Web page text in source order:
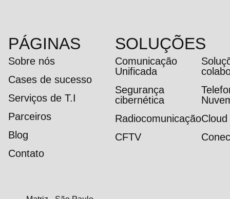
PÁGINAS
Sobre nós
Cases de sucesso
Serviços de T.I
Parceiros
Blog
Contato
SOLUÇÕES
Comunicação
Unificada
Segurança
cibernética
RadiocomunicaçãoCloud
CFTV